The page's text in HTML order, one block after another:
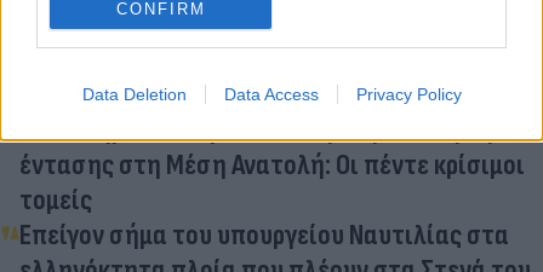
CONFIRM
Data Deletion Data Access Privacy Policy
Διάβασε σχετικά
έντασης στη Μέση Ανατολή: Οι πέντε κρίσιμοι
τομείς
Επείγον σήμα του υπουργείου Ναυτιλίας στα